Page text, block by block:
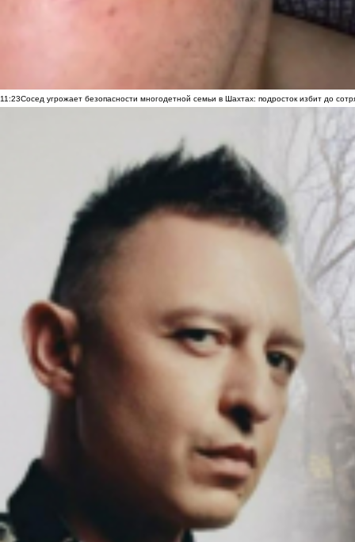
11:23Сосед угрожает безопасности многодетной семьи в Шахтах: подросток избит до